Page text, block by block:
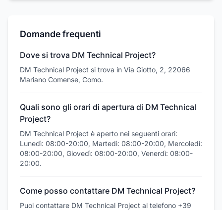
Domande frequenti
Dove si trova DM Technical Project?
DM Technical Project si trova in Via Giotto, 2, 22066
Mariano Comense, Como.
Quali sono gli orari di apertura di DM Technical
Project?
DM Technical Project è aperto nei seguenti orari:
Lunedì: 08:00-20:00, Martedì: 08:00-20:00, Mercoledì:
08:00-20:00, Giovedì: 08:00-20:00, Venerdì: 08:00-
20:00.
Come posso contattare DM Technical Project?
Puoi contattare DM Technical Project al telefono +39